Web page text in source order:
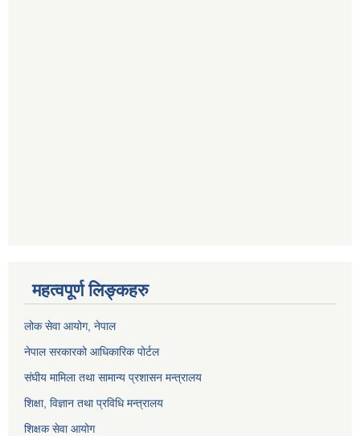
महत्वपूर्ण लिङ्कहरु
लोक सेवा आयोग, नेपाल
नेपाल सरकारको आधिकारिक पोर्टल
संघीय मामिला तथा सामान्य प्रशासन मन्त्रालय
शिक्षा, विज्ञान तथा प्रविधि मन्त्रालय
शिक्षक सेवा आयोग